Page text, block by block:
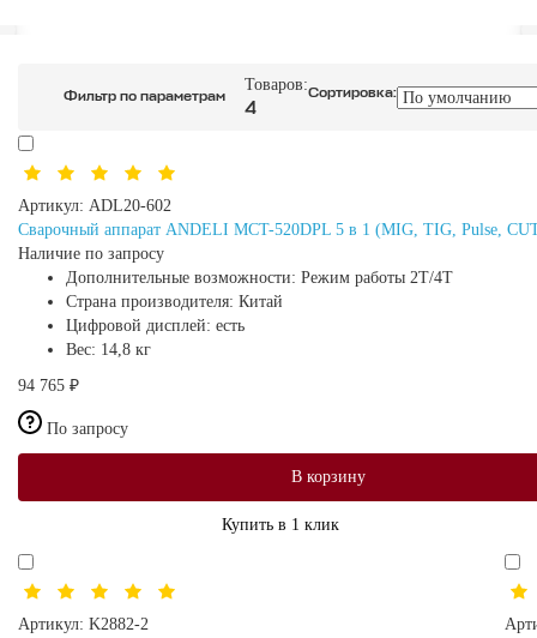
Фильтр по параметрам
Товаров:
4
Сортировка:
Артикул: ADL20-602
Сварочный аппарат ANDELI MCT-520DPL 5 в 1 (MIG, TIG, Pulse,
Наличие по запросу
Дополнительные возможности: Режим работы 2Т/4Т
Страна производителя: Китай
Цифровой дисплей: есть
Вес: 14,8 кг
94 765 ₽
По запросу
В корзину
Купить в 1 клик
Артикул: K2882-2